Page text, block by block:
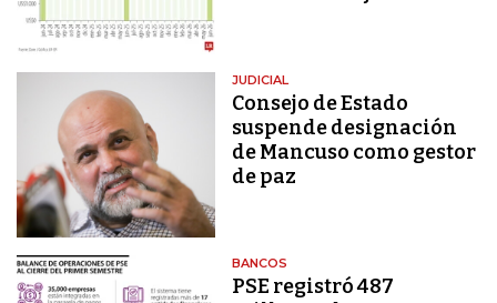
JUDICIAL
Consejo de Estado
suspende designación
de Mancuso como gestor
de paz
BANCOS
PSE registró 487